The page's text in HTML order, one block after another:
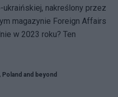
nakreślony przez
magazynie Foreign Affairs
w 2023 roku? Ten
Poland and beyond